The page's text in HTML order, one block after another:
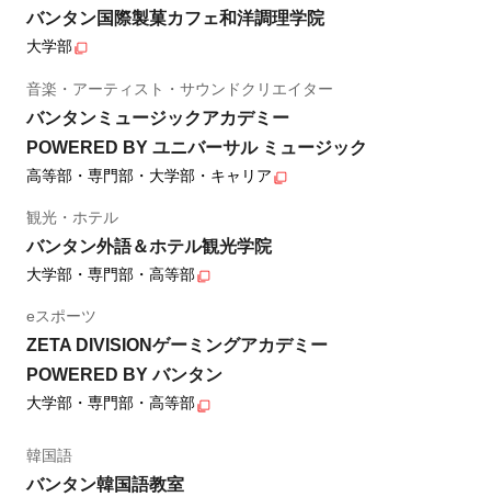
バンタン国際製菓カフェ和洋調理学院
大学部
音楽・アーティスト・サウンドクリエイター
バンタンミュージックアカデミー
POWERED BY ユニバーサル ミュージック
高等部・専門部・大学部・キャリア
観光・ホテル
バンタン外語＆ホテル観光学院
大学部・専門部・高等部
eスポーツ
ZETA DIVISIONゲーミングアカデミー
POWERED BY バンタン
大学部・専門部・高等部
韓国語
バンタン韓国語教室